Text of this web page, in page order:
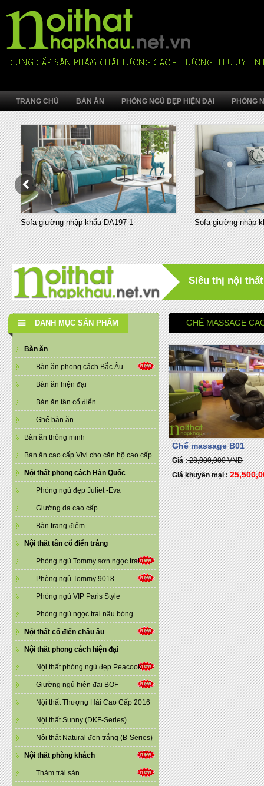
TRANG CHỦ BÀN ĂN PHÒNG NGỦ ĐẸP HIỆN ĐẠI PHÒNG
Sofa giường nhập khẩu DA197-1 Sofa giường nhập
Siêu thị nội
DANH MỤC SẢN PHẨM
Bàn ăn
Bàn ăn phong cách Bắc Âu
Bàn ăn hiện đại
Bàn ăn tân cổ điển
Ghế bàn ăn
Bàn ăn thông minh
Bàn ăn cao cấp Vivi cho căn hộ cao cấp
Nội thất phong cách Hàn Quốc
Phòng ngủ đẹp Juliet -Eva
Giường da cao cấp
Bàn trang điểm
Nội thất tân cổ điển trắng
Phòng ngủ Tommy sơn ngọc trai
Phòng ngủ Tommy 9018
Phòng ngủ VIP Paris Style
Phòng ngủ ngọc trai nâu bóng
Nội thất cổ điển châu âu
Nội thất phong cách hiện đại
Nội thất phòng ngủ đẹp Peacook
Giường ngủ hiện đại BOF
Nội thất Thượng Hải Cao Cấp 2016
Nội thất Sunny (DKF-Series)
Nội thất Natural đen trắng (B-Series)
Nội thất phòng khách
Thảm trải sàn
GHẾ MASSAGE
Ghế massage B01
Giá :28,000,000 VNĐ
Giá khuyến mại :